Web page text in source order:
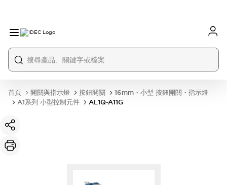
首頁 開關與指示燈 按鈕開關
16mm・小型 按鈕開關・指示燈
A1系列 小型控制元件
AL1Q-A11G